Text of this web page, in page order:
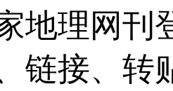
地理网刊
链接、转